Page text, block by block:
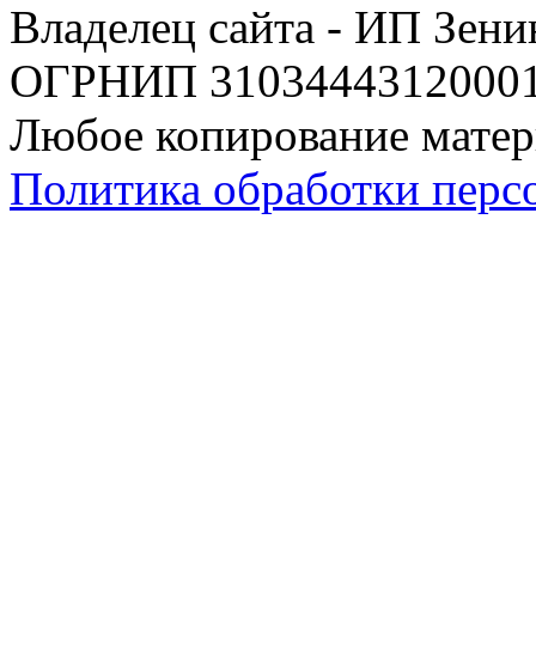
Владелец сайта - ИП
ОГРНИП
Любое копирование
Политика обработки